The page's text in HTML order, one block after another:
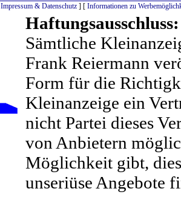
Impressum & Datenschutz ] [ Informationen zu
Haftungsausschluss:
Sämtliche
Frank Reiermann
Form für die
Kleinanzeige ein
nicht Partei dieses
von Anbietern
Möglichkeit gibt,
unseriüse Angebote